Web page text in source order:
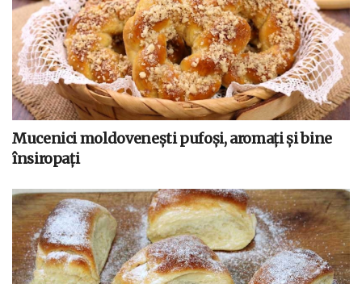
Mucenici moldovenești pufoși, aromați și bine
însiropați